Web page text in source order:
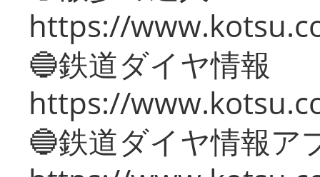
https://
🔵鉄道ダイヤ情報
https://
🔵鉄道ダイヤ情報ア